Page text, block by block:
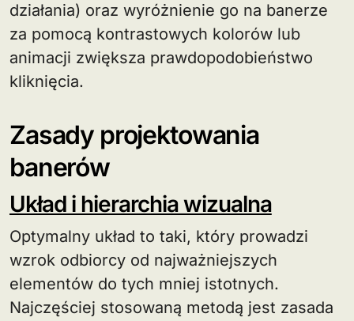
działania) oraz wyróżnienie go na banerze
za pomocą kontrastowych kolorów lub
animacji zwiększa prawdopodobieństwo
kliknięcia.
Zasady projektowania
banerów
Układ i hierarchia wizualna
Optymalny układ to taki, który prowadzi
wzrok odbiorcy od najważniejszych
elementów do tych mniej istotnych.
Najczęściej stosowaną metodą jest zasada